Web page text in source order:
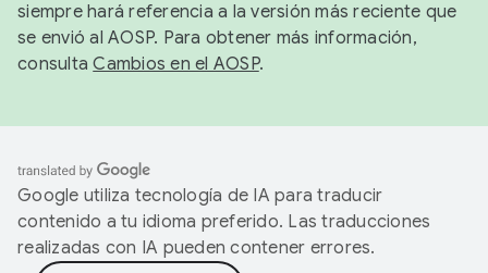
siempre hará referencia a la versión más reciente que
se envió al AOSP. Para obtener más información,
consultaCambios en el AOSP.
Google utiliza tecnología de IA para traducir
contenido a tu idioma preferido. Las traducciones
realizadas con IA pueden contener errores.